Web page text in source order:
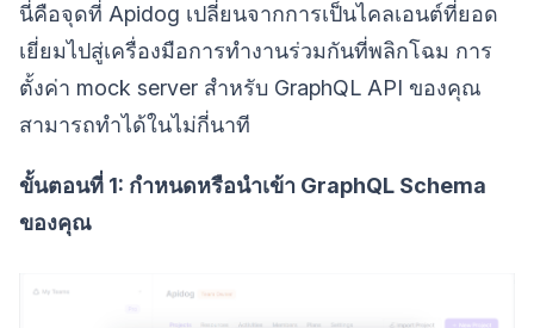
นี่คือจุดที่ Apidog เปลี่ยนจากการเป็นไคลเอนต์ที่ยอด
เยี่ยมไปสู่เครื่องมือการทำงานร่วมกันที่พลิกโฉม การ
ตั้งค่า mock server สำหรับ GraphQL API ของคุณ
สามารถทำได้ในไม่กี่นาที
ขั้นตอนที่ 1: กำหนดหรือนำเข้า GraphQL Schema
ของคุณ